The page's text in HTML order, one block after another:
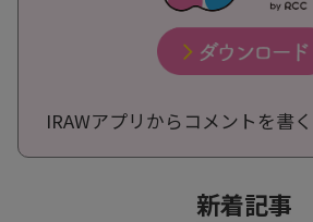
IRAWアプリからコメントを書
新着記事